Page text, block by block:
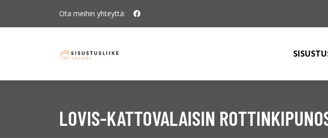
Ota meihin yhteyttä:
LOVIS-KATTOVALAISIN